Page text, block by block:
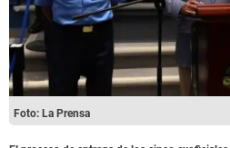
Foto: La Prensa